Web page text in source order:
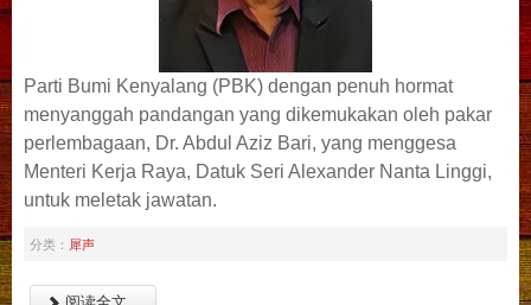
Parti Bumi Kenyalang (PBK) dengan penuh hormat
menyanggah pandangan yang dikemukakan oleh pakar
perlembagaan, Dr. Abdul Aziz Bari, yang menggesa
Menteri Kerja Raya, Datuk Seri Alexander Nanta Linggi,
untuk meletak jawatan.
分类： 犀声